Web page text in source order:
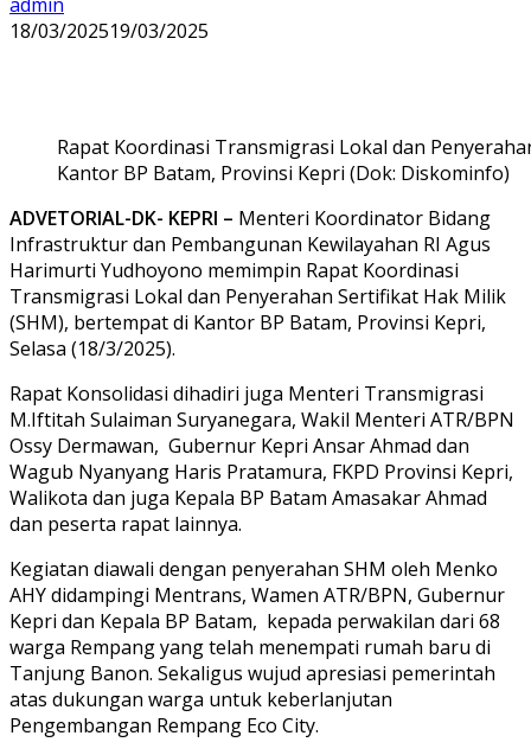
18/03/202519/03/2025
Rapat Koordinasi Transmigrasi Lokal dan
Kantor BP Batam, Provinsi Kepri (Dok: Diskominfo)
ADVETORIAL-DK- KEPRI – Menteri Koordinator Bidang
Infrastruktur dan Pembangunan Kewilayahan RI Agus
Harimurti Yudhoyono memimpin Rapat Koordinasi
Transmigrasi Lokal dan Penyerahan Sertifikat Hak Milik
(SHM), bertempat di Kantor BP Batam, Provinsi Kepri,
Selasa (18/3/2025).
Rapat Konsolidasi dihadiri juga Menteri Transmigrasi
M.Iftitah Sulaiman Suryanegara, Wakil Menteri ATR/BPN
Ossy Dermawan, Gubernur Kepri Ansar Ahmad dan
Wagub Nyanyang Haris Pratamura, FKPD Provinsi Kepri,
Walikota dan juga Kepala BP Batam Amasakar Ahmad
dan peserta rapat lainnya.
Kegiatan diawali dengan penyerahan SHM oleh Menko
AHY didampingi Mentrans, Wamen ATR/BPN, Gubernur
Kepri dan Kepala BP Batam, kepada perwakilan dari 68
warga Rempang yang telah menempati rumah baru di
Tanjung Banon. Sekaligus wujud apresiasi pemerintah
atas dukungan warga untuk keberlanjutan
Pengembangan Rempang Eco City.